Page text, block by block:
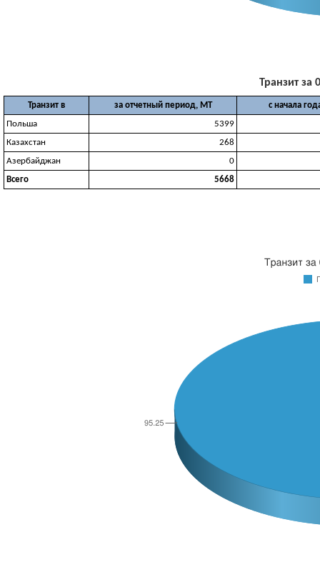
Транзит за
Транзит в за отчетный период, МТ
с начала
Польша
5399
Казахстан
268
Азербайджан
0
Всего
5668